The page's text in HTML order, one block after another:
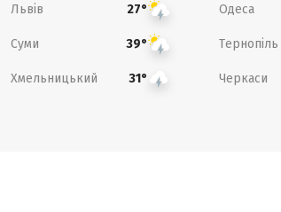
Львів 27° Одеса
Суми 39° Тернопіль
Хмельницький 31° Черкаси